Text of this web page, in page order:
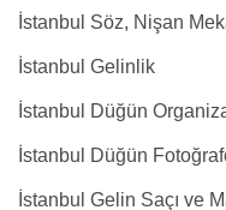
İstanbul Söz, Nişan
İstanbul Gelinlik
İstanbul Düğün
İstanbul Düğün
İstanbul Gelin Saçı ve